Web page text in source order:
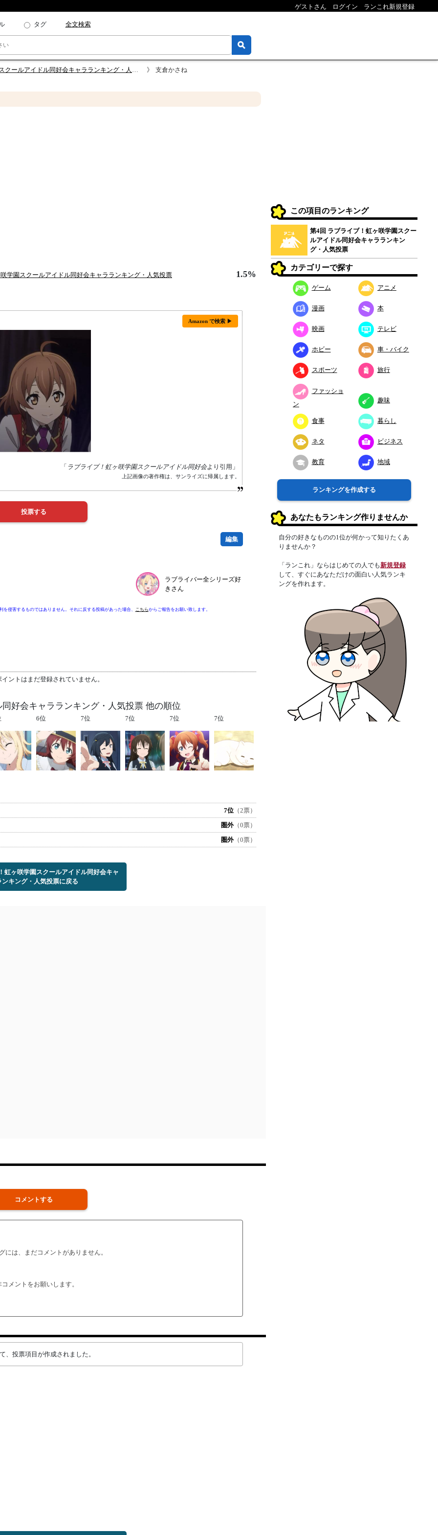
ゲストさん ログイン ランこれ新規登録
タグ 全文検索
ルアイドル同好会キャラランキング・人気投票 支倉かさね
学園スクールアイドル同好会キャラランキング・人気投票 1.5%
Amazon で検索 ▶
「 ラブライブ！虹ヶ咲学園スクールアイドル同好会より引用」
上記画像の著作権は、サンライズに帰属します。
編集
ラブライバー全シリーズ好
きさん
侵害するものではありません。それに反する投稿があった場合、 こちらからご報告をお願い致します。
ントはまだ登録されていません。
好会キャラランキング・人気投票 他の順位
6位 7位 7位 7位 7位
7位 （2票）
圏外（0票）
圏外（0票）
虹ヶ咲学園スクールアイドル同好会キャ
ンキング・人気投票に戻る
コメントする
には、まだコメントがありません。
コメントをお願いします。
、投票項目が作成されました。
この項目のランキング
第4回 ラブライブ！虹ヶ咲学園スクー
ルアイドル同好会キャラランキン
グ・人気投票
カテゴリーで探す
ゲーム アニメ
漫画 本
映画 テレビ
ホビー 車・バイク
スポーツ 旅行
ファッショ
ン
趣味
食事 暮らし
ネタ ビジネス
教育 地域
ランキングを作成する
あなたもランキング作りませんか
自分の好きなものの1位が何かって知りたくあ
りませんか？
「ランこれ」ならはじめての人でも新規登録
して、すぐにあなただけの面白い人気ランキ
ングを作れます。